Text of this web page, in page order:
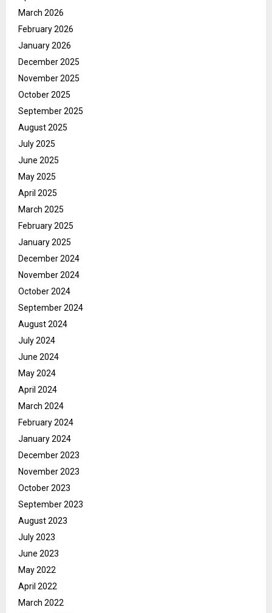
March 2026
February 2026
January 2026
December 2025
November 2025
October 2025
September 2025
August 2025
July 2025
June 2025
May 2025
April 2025
March 2025
February 2025
January 2025
December 2024
November 2024
October 2024
September 2024
August 2024
July 2024
June 2024
May 2024
April 2024
March 2024
February 2024
January 2024
December 2023
November 2023
October 2023
September 2023
August 2023
July 2023
June 2023
May 2022
April 2022
March 2022